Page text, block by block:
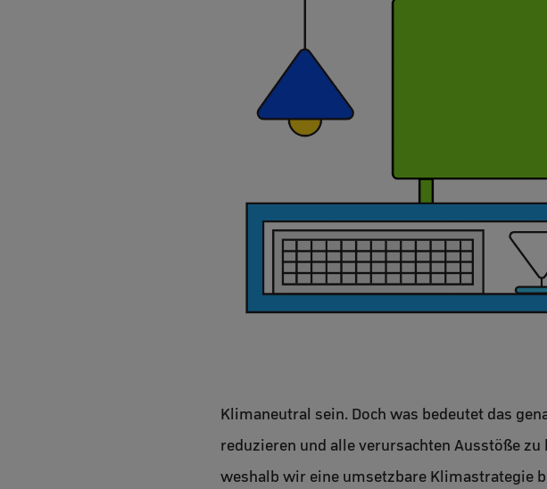
Klimaneutral sein. Doch was bedeutet das
reduzieren und alle verursachten Ausstöße
weshalb wir eine umsetzbare Klimastrategie